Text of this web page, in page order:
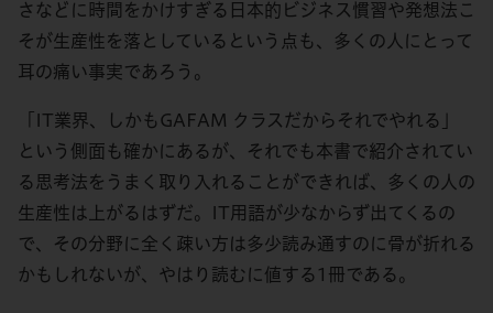
さなどに時間をかけすぎる日本的ビジネス慣習や発想法こ
そが生産性を落としているという点も、多くの人にとって
耳の痛い事実であろう。
「IT業界、しかもGAFAM クラスだからそれでやれる」
という側面も確かにあるが、それでも本書で紹介されてい
る思考法をうまく取り入れることができれば、多くの人の
生産性は上がるはずだ。IT用語が少なからず出てくるの
で、その分野に全く疎い方は多少読み通すのに骨が折れる
かもしれないが、やはり読むに値する1冊である。